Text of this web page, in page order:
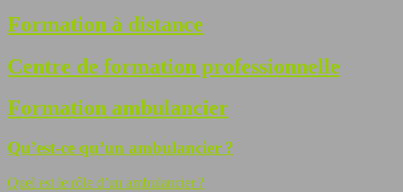
Formation à distance
Centre de formation professionnelle
Formation ambulancier
Qu’est-ce qu’un ambulancier ?
Quel est le rôle d’un ambulancier ?